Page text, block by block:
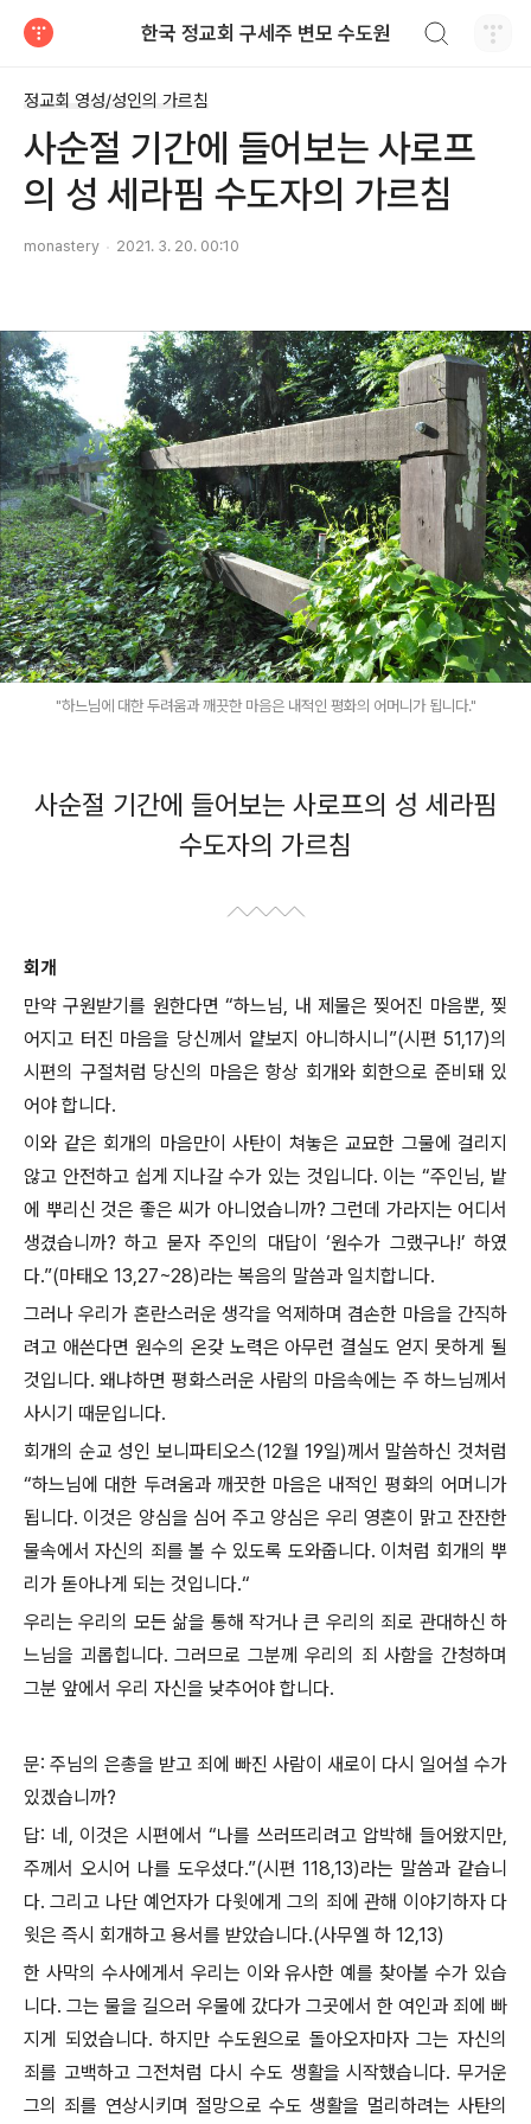
한국 정교회 구세주 변모 수도원
정교회 영성/성인의 가르침
사순절 기간에 들어보는 사로프
의 성 세라핌 수도자의 가르침
monastery 2021. 3. 20. 00:10
"하느님에 대한 두려움과 깨끗한 마음은 내적인 평화의 어머니가 됩니다."
사순절 기간에 들어보는 사로프의 성 세라핌
수도자의 가르침
회개
만약 구원받기를 원한다면 “하느님, 내 제물은 찢어진 마음뿐, 찢
어지고 터진 마음을 당신께서 얕보지 아니하시니”(시편 51,17)의
시편의 구절처럼 당신의 마음은 항상 회개와 회한으로 준비돼 있
어야 합니다.
이와 같은 회개의 마음만이 사탄이 쳐놓은 교묘한 그물에 걸리지
않고 안전하고 쉽게 지나갈 수가 있는 것입니다. 이는 “주인님, 밭
에 뿌리신 것은 좋은 씨가 아니었습니까? 그런데 가라지는 어디서
생겼습니까? 하고 묻자 주인의 대답이 ‘원수가 그랬구나!’ 하였
다.”(마태오 13,27~28)라는 복음의 말씀과 일치합니다.
그러나 우리가 혼란스러운 생각을 억제하며 겸손한 마음을 간직하
려고 애쓴다면 원수의 온갖 노력은 아무런 결실도 얻지 못하게 될
것입니다. 왜냐하면 평화스러운 사람의 마음속에는 주 하느님께서
사시기 때문입니다.
회개의 순교 성인 보니파티오스(12월 19일)께서 말씀하신 것처럼
“하느님에 대한 두려움과 깨끗한 마음은 내적인 평화의 어머니가
됩니다. 이것은 양심을 심어 주고 양심은 우리 영혼이 맑고 잔잔한
물속에서 자신의 죄를 볼 수 있도록 도와줍니다. 이처럼 회개의 뿌
리가 돋아나게 되는 것입니다.“
우리는 우리의 모든 삶을 통해 작거나 큰 우리의 죄로 관대하신 하
느님을 괴롭힙니다. 그러므로 그분께 우리의 죄 사함을 간청하며
그분 앞에서 우리 자신을 낮추어야 합니다.
문: 주님의 은총을 받고 죄에 빠진 사람이 새로이 다시 일어설 수가
있겠습니까?
답: 네, 이것은 시편에서 “나를 쓰러뜨리려고 압박해 들어왔지만,
주께서 오시어 나를 도우셨다.”(시편 118,13)라는 말씀과 같습니
다. 그리고 나단 예언자가 다윗에게 그의 죄에 관해 이야기하자 다
윗은 즉시 회개하고 용서를 받았습니다.(사무엘 하 12,13)
한 사막의 수사에게서 우리는 이와 유사한 예를 찾아볼 수가 있습
니다. 그는 물을 길으러 우물에 갔다가 그곳에서 한 여인과 죄에 빠
지게 되었습니다. 하지만 수도원으로 돌아오자마자 그는 자신의
죄를 고백하고 그전처럼 다시 수도 생활을 시작했습니다. 무거운
그의 죄를 연상시키며 절망으로 수도 생활을 멀리하려는 사탄의